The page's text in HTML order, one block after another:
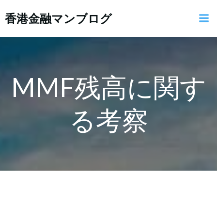
ン
ン
ス
キ
ッ
プ
香港金融マンブログ
MMF残高に関す
る考察